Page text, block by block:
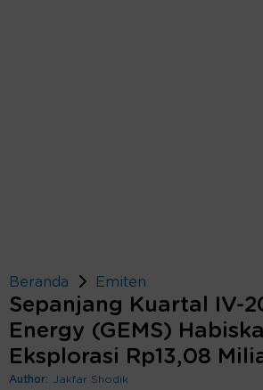
Beranda Emiten
Sepanjang Kuartal IV-
Energy (GEMS)
Eksplorasi Rp13,08
Author: Jakfar Shodik